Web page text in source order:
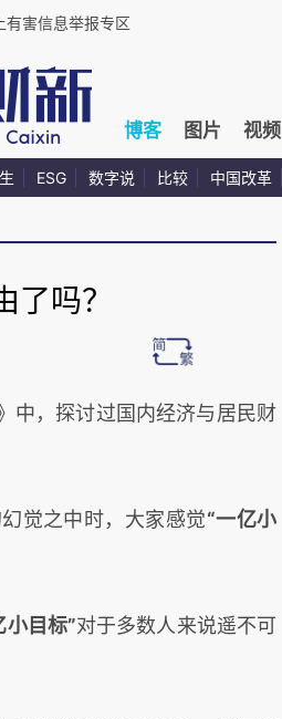
有害信息举报专区
博客 图片 视频
ESG 数字说 比较 中国改革
吗？
中，探讨过国内经济与居民财
觉之中时，大家感觉“一亿小
小目标”对于多数人来说遥不可